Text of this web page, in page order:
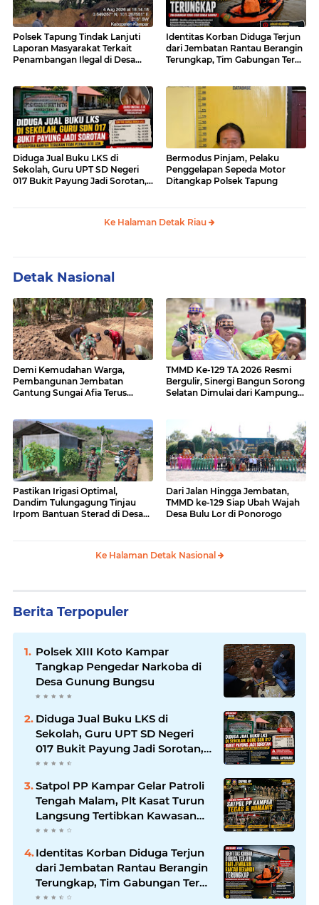
Polsek Tapung Tindak Lanjuti
Laporan Masyarakat Terkait
Penambangan Ilegal di Desa
Identitas Korban Diduga Terjun
dari Jembatan Rantau Berangin
Terungkap, Tim Gabungan Terus
Diduga Jual Buku LKS di
Sekolah, Guru UPT SD Negeri
017 Bukit Payung Jadi Sorotan,
Bermodus Pinjam, Pelaku
Penggelapan Sepeda Motor
Ditangkap Polsek Tapung
Ke Halaman Detak Riau
Detak Nasional
Demi Kemudahan Warga,
Pembangunan Jembatan
Gantung Sungai Afia Terus
TMMD Ke-129 TA 2026 Resmi
Bergulir, Sinergi Bangun Sorong
Selatan Dimulai dari Kampung
Pastikan Irigasi Optimal,
Dandim Tulungagung Tinjau
Irpom Bantuan Sterad di Desa
Dari Jalan Hingga Jembatan,
TMMD ke-129 Siap Ubah Wajah
Desa Bulu Lor di Ponorogo
Ke Halaman Detak Nasional
Berita Terpopuler
Polsek XIII Koto Kampar
Tangkap Pengedar Narkoba di
Desa Gunung Bungsu
Diduga Jual Buku LKS di
Sekolah, Guru UPT SD Negeri
017 Bukit Payung Jadi Sorotan,
Disdikpora Kampar Tegaskan
Tidak Pernah Beri Izin
Satpol PP Kampar Gelar Patroli
Tengah Malam, Plt Kasat Turun
Langsung Tertibkan Kawasan
Publik dan Warung Karaoke
Identitas Korban Diduga Terjun
dari Jembatan Rantau Berangin
Terungkap, Tim Gabungan Terus
Sisir Sungai Kampar